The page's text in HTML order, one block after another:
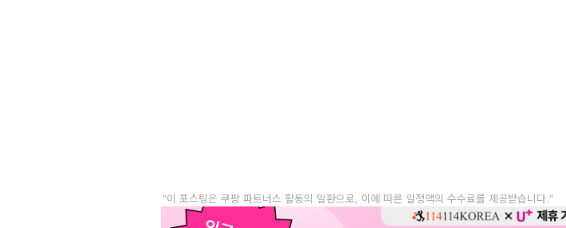
"이 포스팅은 쿠팡 파트너스 활동의 일환으로, 이에 따른 일정액의 수수료를 제공받습니다."